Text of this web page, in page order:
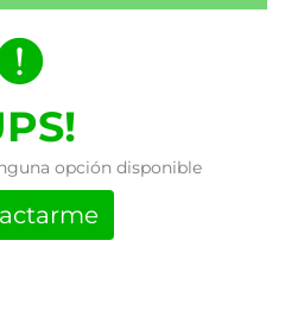
opción disponible